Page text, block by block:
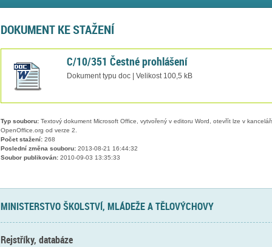
DOKUMENT KE STAŽENÍ
C/10/351 Čestné prohlášení
Dokument typu doc | Velikost 100,5 kB
Typ souboru:Textový dokument Microsoft Office, vytvořený v editoru Word, otevřít lze v
OpenOffice.org od verze 2.
Počet stažení:268
Poslední změna souboru:2013-08-21 16:44:32
Soubor publikován:2010-09-03 13:35:33
MINISTERSTVO ŠKOLSTVÍ, MLÁDEŽE A TĚLOVÝCHOVY
Rejstříky, databáze